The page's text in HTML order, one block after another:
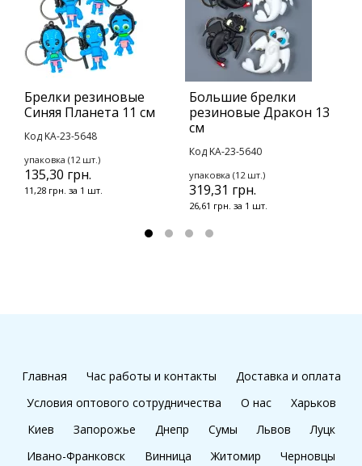
Брелки резиновые
Синяя Планета 11 см
Код KA-23-5648
упаковка (12 шт.)
135,30 грн.
11,28 грн. за 1 шт.
Большие брелки
резиновые Дракон 13
см
Код KA-23-5640
упаковка (12 шт.)
319,31 грн.
26,61 грн. за 1 шт.
Главная Час работы и контакты
Доставка и оплата
Условия оптового сотрудничества
О нас
Харьков
Киев
Запорожье Днепр Сумы Львов
Луцк
Ивано-Франковск
Винница Житомир Черновцы